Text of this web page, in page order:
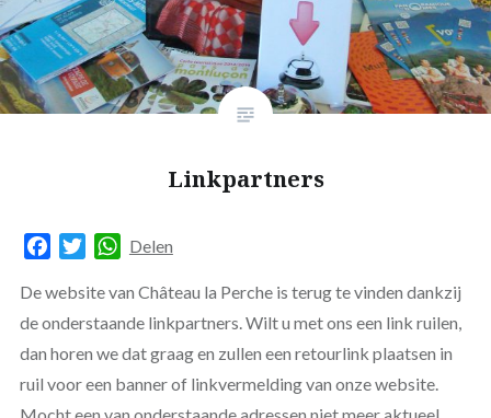
Linkpartners
FacebookTwitterWhatsApp
Delen
De website van Château la Perche is terug te vinden dankzij
de onderstaande linkpartners. Wilt u met ons een link ruilen,
dan horen we dat graag en zullen een retourlink plaatsen in
ruil voor een banner of linkvermelding van onze website.